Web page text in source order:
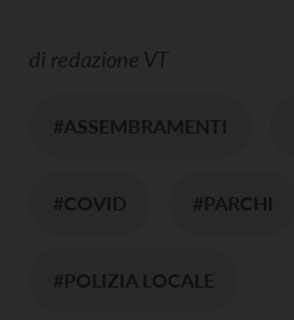
di redazione VT
#ASSEMBRAMENTI
#COVID #PARCHI
#POLIZIA LOCALE